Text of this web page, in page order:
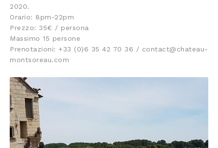
2020.
Orario: 8pm-22pm
Prezzo: 35€ / persona
Massimo 15 persone
Prenotazioni: +33 (0)6 35 42 70 36 / contact@chateau-
montsoreau.com